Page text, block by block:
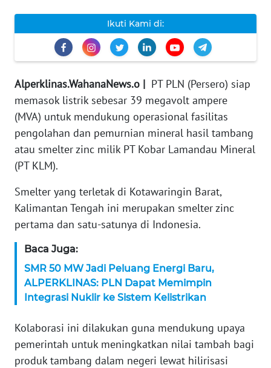
Ikuti Kami di:
Alperklinas.WahanaNews.o | PT PLN (Persero) siap
memasok listrik sebesar 39 megavolt ampere
(MVA) untuk mendukung operasional fasilitas
pengolahan dan pemurnian mineral hasil tambang
atau smelter zinc milik PT Kobar Lamandau Mineral
(PT KLM).
Smelter yang terletak di Kotawaringin Barat,
Kalimantan Tengah ini merupakan smelter zinc
pertama dan satu-satunya di Indonesia.
Baca Juga:
SMR 50 MW Jadi Peluang Energi Baru,
ALPERKLINAS: PLN Dapat Memimpin
Integrasi Nuklir ke Sistem Kelistrikan
Kolaborasi ini dilakukan guna mendukung upaya
pemerintah untuk meningkatkan nilai tambah bagi
produk tambang dalam negeri lewat hilirisasi
PEDOMAN
SIBER
REDAKSI
KARIR
DISCLAIMER
WN
SUMUT
WN
JAKARTA